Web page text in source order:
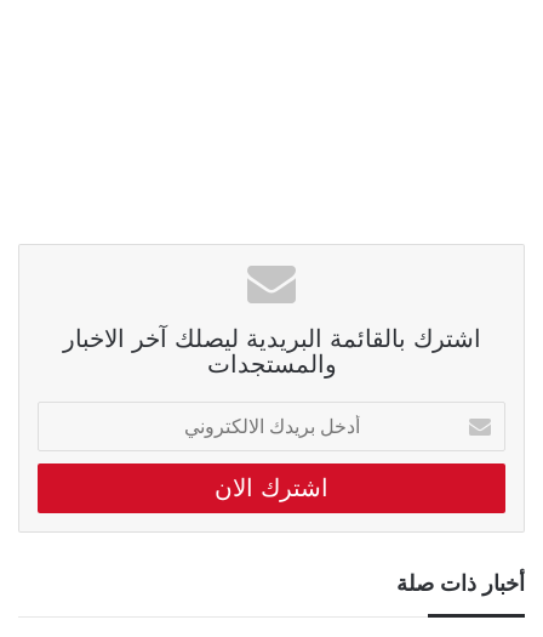
اشترك بالقائمة البريدية ليصلك آخر الاخبار
والمستجدات
أدخل
بريدك
الالكتروني
أخبار ذات صلة